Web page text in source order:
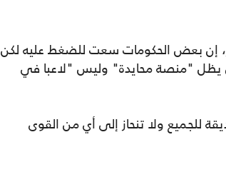
فوربس ثروته بنحو 15.5 مليار دولار، إن بعض الحكومات سعت للضغط عليه لكن
يجب أن يظل "منصة محايدة" وليس "لاعبا في
للجميع ولا تنحاز إلى أي من القوى